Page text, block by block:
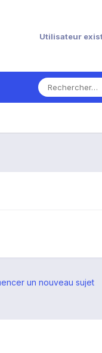
Utilisateur
un nouveau sujet